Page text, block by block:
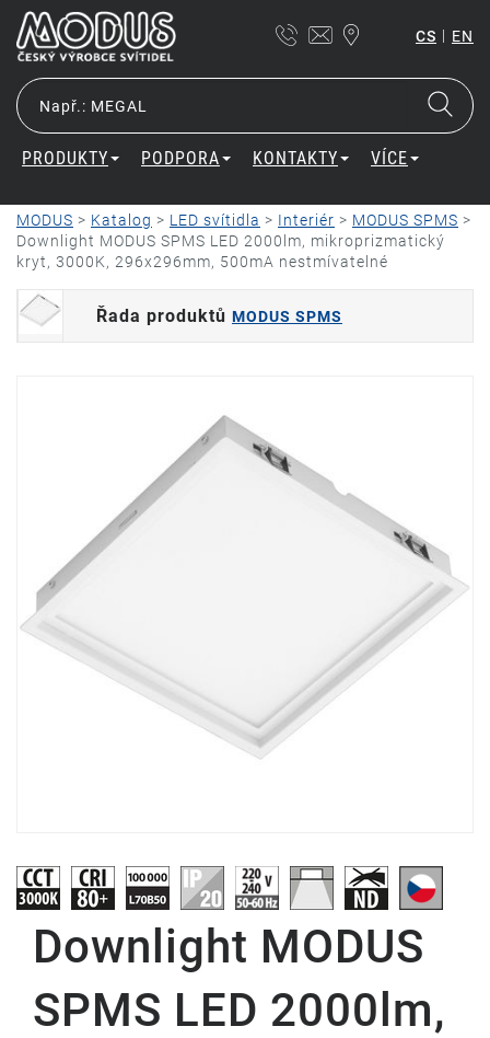
CS | EN
PRODUKTY PODPORA KONTAKTY VÍCE
MODUS > Katalog > LED svítidla > Interiér > MODUS SPMS >
Downlight MODUS SPMS LED 2000lm, mikroprizmatický
kryt, 3000K, 296x296mm, 500mA nestmívatelné
Řada produktů MODUS SPMS
Downlight MODUS
SPMS LED 2000lm,